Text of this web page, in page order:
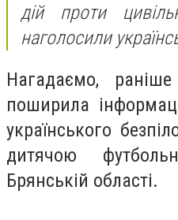
дій проти
наголосили
Нагадаємо,
поширила
українського
дитячою
Брянській області.